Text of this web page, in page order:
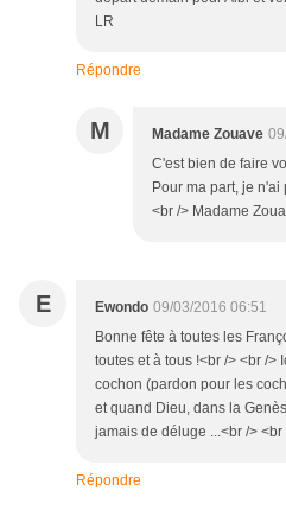
LR
Répondre
M Madame Zouave
C'est bien de faire
Pour ma part, je
<br /> Madame
E Ewondo 09/03/2016 06:51
Bonne fête à toutes les
toutes et à tous !<br /> <br />
cochon (pardon pour les
et quand Dieu, dans la
jamais de déluge ...<br />
Répondre